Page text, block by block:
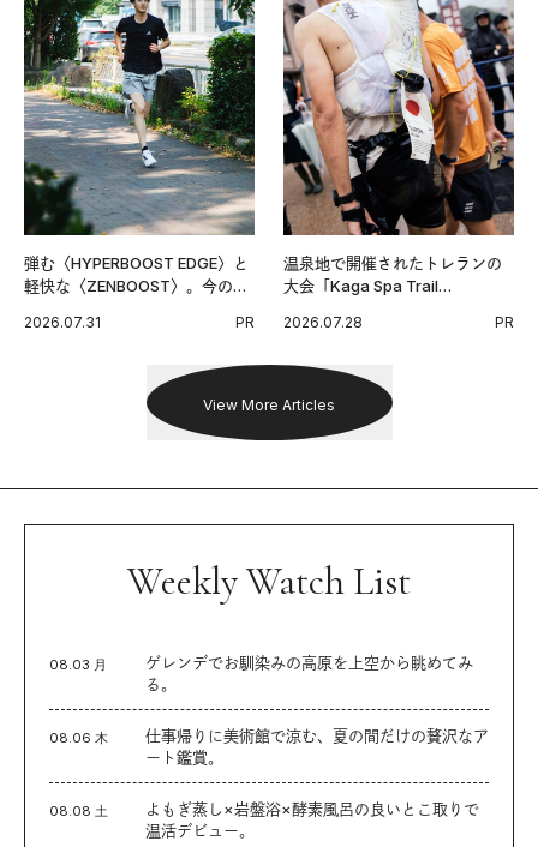
弾む〈HYPERBOOST EDGE〉と
軽快な〈ZENBOOST〉。今の時
出した新機軸。
2026.07.31 PR
温泉地で開催されたトレランの
大会「Kaga Spa Trail
戦を夢見るランナーたちの奮闘
2026.07.28 PR
View More Articles
Weekly Watch List
08.03 月
ゲレンデでお馴染みの高原を上空から眺めてみ
る。
08.06 木
仕事帰りに美術館で涼む、夏の間だけの贅沢なア
ート鑑賞。
08.08 土
よもぎ蒸し×岩盤浴×酵素風呂の良いとこ取りで
温活デビュー。